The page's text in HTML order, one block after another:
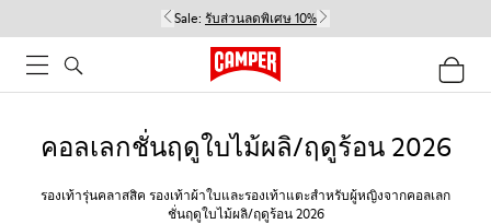
Sale: รับส่วนลดพิเศษ 10%
คอลเลกชั่นฤดูใบไม้ผลิ/ฤดูร้อน 2026
รองเท้ารุ่นคลาสสิค รองเท้าผ้าใบและรองเท้าแตะสำหรับผู้หญิงจากคอลเลก
ชั่นฤดูใบไม้ผลิ/ฤดูร้อน 2026